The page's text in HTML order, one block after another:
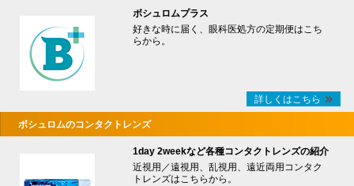
ボシュロムプラス
好きな時に届く、眼科医処方の定期便はこち
らから。
詳しくはこちら
ボシュロムのコンタクトレンズ
1day 2weekなど各種コンタクトレンズの紹介
近視用／遠視用、乱視用、遠近両用コンタク
トレンズはこちらから。